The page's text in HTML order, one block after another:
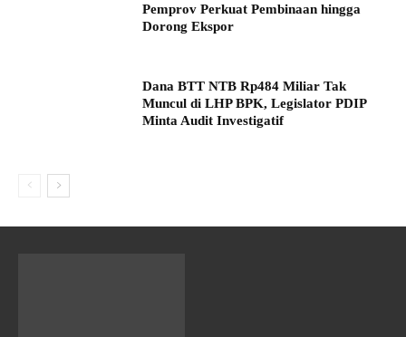
Pemprov Perkuat Pembinaan hingga
Dorong Ekspor
Dana BTT NTB Rp484 Miliar Tak
Muncul di LHP BPK, Legislator PDIP
Minta Audit Investigatif